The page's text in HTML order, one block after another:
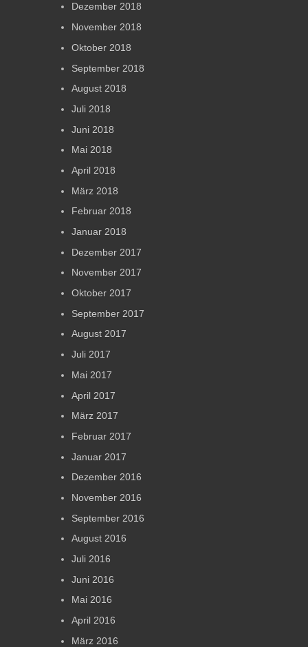
Dezember 2018
November 2018
Oktober 2018
September 2018
August 2018
Juli 2018
Juni 2018
Mai 2018
April 2018
März 2018
Februar 2018
Januar 2018
Dezember 2017
November 2017
Oktober 2017
September 2017
August 2017
Juli 2017
Mai 2017
April 2017
März 2017
Februar 2017
Januar 2017
Dezember 2016
November 2016
September 2016
August 2016
Juli 2016
Juni 2016
Mai 2016
April 2016
März 2016